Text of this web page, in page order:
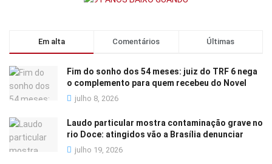
Em alta Comentários Últimas
Fim do sonho dos 54 meses: juiz do TRF 6 nega
o complemento para quem recebeu do Novel
julho 8, 2026
Laudo particular mostra contaminação grave no
rio Doce: atingidos vão a Brasília denunciar
julho 19, 2026